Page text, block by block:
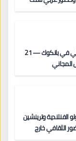
مهرجان الاتحاد الأوروبي السينمائي في بانكوك — 21
الأوروبية 2026: أولو الفنلندية وترينشين
الثقافي خارج